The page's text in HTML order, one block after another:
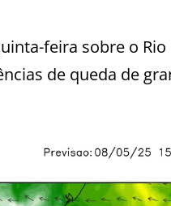
feira sobre o Rio
de queda de